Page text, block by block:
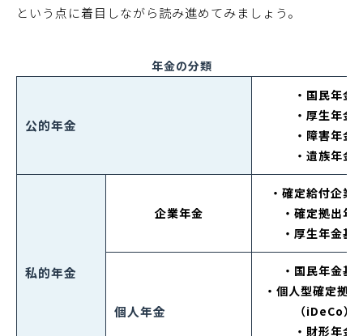
という点に着目しながら読み進めてみましょう。
年金の分類
公的年金
・国民年金
・厚生年金
・障害年金
・遺族年金
私的年金
企業年金
・確定給付企業
・確定拠出年
・厚生年金基
個人年金
・国民年金基
・個人型確定拠
（iDeCo）
・財形年金